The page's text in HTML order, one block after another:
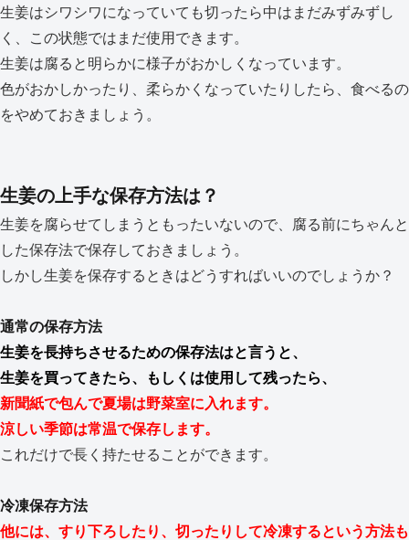
生姜はシワシワになっていても切ったら中はまだみずみずし
く、この状態ではまだ使用できます。
生姜は腐ると明らかに様子がおかしくなっています。
色がおかしかったり、柔らかくなっていたりしたら、食べるの
をやめておきましょう。
生姜の上手な保存方法は？
生姜を腐らせてしまうともったいないので、腐る前にちゃんと
した保存法で保存しておきましょう。
しかし生姜を保存するときはどうすればいいのでしょうか？
通常の保存方法
生姜を長持ちさせるための保存法はと言うと、
生姜を買ってきたら、もしくは使用して残ったら、
新聞紙で包んで夏場は野菜室に入れます。
涼しい季節は常温で保存します。
これだけで長く持たせることができます。
冷凍保存方法
他には、すり下ろしたり、切ったりして冷凍するという方法も